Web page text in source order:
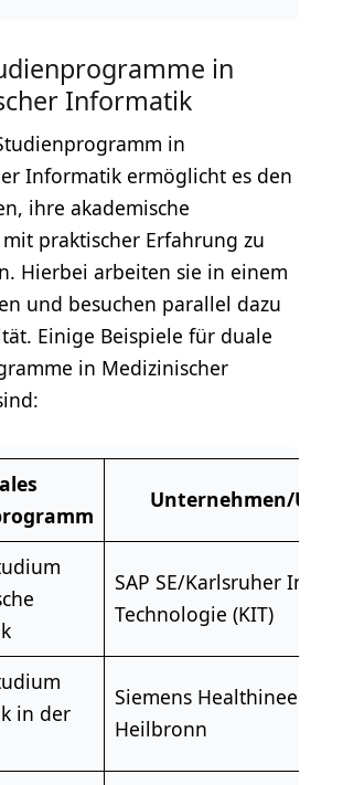
in
Informatik
in
Informatik ermöglicht es den
ihre akademische
praktischer Erfahrung zu
Hierbei arbeiten sie in einem
und besuchen parallel dazu
Einige Beispiele für duale
in Medizinischer
Unternehmen/
SAP SE/Karlsruher
Technologie (KIT)
in der
Siemens Healthineers/
Heilbronn